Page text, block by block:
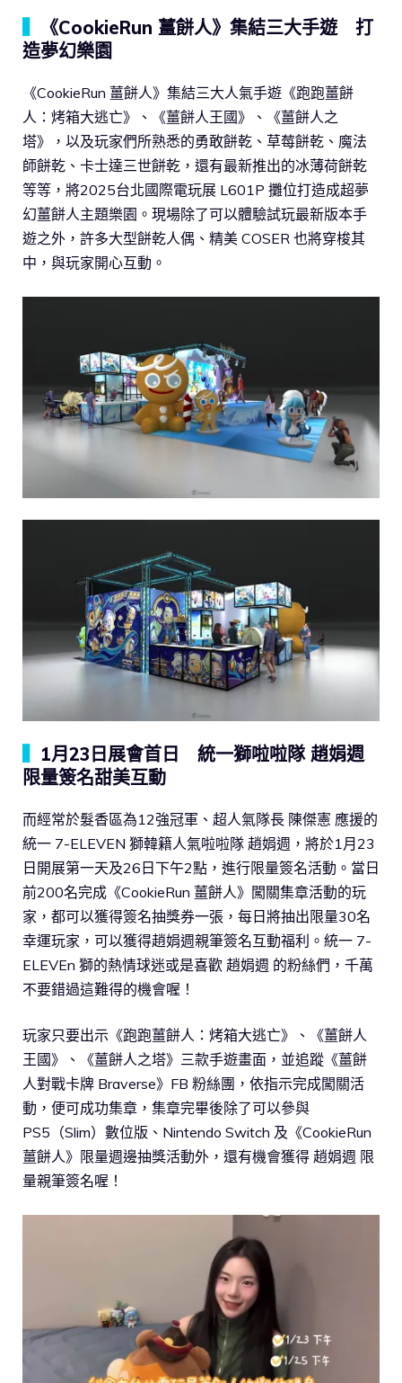
《CookieRun 薑餅人》集結三大手遊 打
造夢幻樂園
《CookieRun 薑餅人》集結三大人氣手遊《跑跑薑餅
人：烤箱大逃亡》、《薑餅人王國》、《薑餅人之
塔》，以及玩家們所熟悉的勇敢餅乾、草莓餅乾、魔法
師餅乾、卡士達三世餅乾，還有最新推出的冰薄荷餅乾
等等，將2025台北國際電玩展 L601P 攤位打造成超夢
幻薑餅人主題樂園。現場除了可以體驗試玩最新版本手
遊之外，許多大型餅乾人偶、精美 COSER 也將穿梭其
中，與玩家開心互動。
1月23日展會首日 統一獅啦啦隊 趙娟週
限量簽名甜美互動
而經常於髮香區為12強冠軍、超人氣隊長 陳傑憲 應援的
統一 7-ELEVEN 獅韓籍人氣啦啦隊 趙娟週，將於1月23
日開展第一天及26日下午2點，進行限量簽名活動。當日
前200名完成《CookieRun 薑餅人》闖關集章活動的玩
家，都可以獲得簽名抽獎券一張，每日將抽出限量30名
幸運玩家，可以獲得趙娟週親筆簽名互動福利。統一 7-
ELEVEn 獅的熱情球迷或是喜歡 趙娟週 的粉絲們，千萬
不要錯過這難得的機會喔！
玩家只要出示《跑跑薑餅人：烤箱大逃亡》、《薑餅人
王國》、《薑餅人之塔》三款手遊畫面，並追蹤《薑餅
人對戰卡牌 Braverse》FB 粉絲團，依指示完成闖關活
動，便可成功集章，集章完畢後除了可以參與
PS5（Slim）數位版、Nintendo Switch 及《CookieRun
薑餅人》限量週邊抽獎活動外，還有機會獲得 趙娟週 限
量親筆簽名喔！